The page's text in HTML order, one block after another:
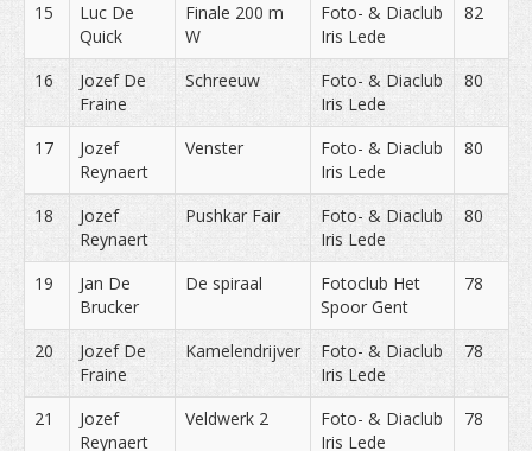
15
Luc De
Quick
Finale 200 m
W
Foto- & Diaclub
Iris Lede
82
16
Jozef De
Fraine
Schreeuw
Foto- & Diaclub
Iris Lede
80
17
Jozef
Reynaert
Venster
Foto- & Diaclub
Iris Lede
80
18
Jozef
Reynaert
Pushkar Fair
Foto- & Diaclub
Iris Lede
80
19
Jan De
Brucker
De spiraal
Fotoclub Het
Spoor Gent
78
20
Jozef De
Fraine
Kamelendrijver
Foto- & Diaclub
Iris Lede
78
21
Jozef
Reynaert
Veldwerk 2
Foto- & Diaclub
Iris Lede
78